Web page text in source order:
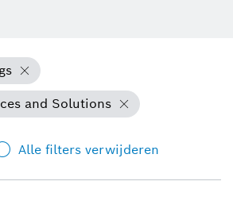
and Solutions
Alle filters verwijderen